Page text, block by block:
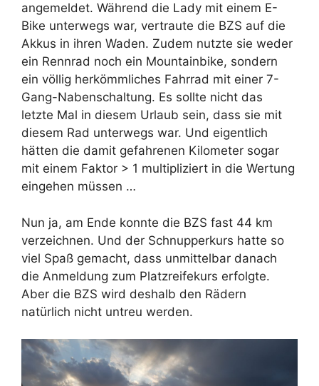
angemeldet. Während die Lady mit einem E-
Bike unterwegs war, vertraute die BZS auf die
Akkus in ihren Waden. Zudem nutzte sie weder
ein Rennrad noch ein Mountainbike, sondern
ein völlig herkömmliches Fahrrad mit einer 7-
Gang-Nabenschaltung. Es sollte nicht das
letzte Mal in diesem Urlaub sein, dass sie mit
diesem Rad unterwegs war. Und eigentlich
hätten die damit gefahrenen Kilometer sogar
mit einem Faktor > 1 multipliziert in die Wertung
eingehen müssen …
Nun ja, am Ende konnte die BZS fast 44 km
verzeichnen. Und der Schnupperkurs hatte so
viel Spaß gemacht, dass unmittelbar danach
die Anmeldung zum Platzreifekurs erfolgte.
Aber die BZS wird deshalb den Rädern
natürlich nicht untreu werden.